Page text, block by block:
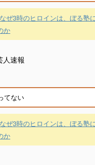
なぜ3時のヒロインは、ぼる塾
か
人速報
てない
なぜ3時のヒロインは、ぼる塾
か